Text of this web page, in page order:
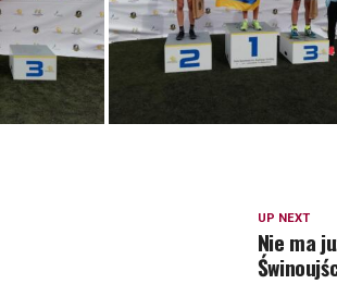
UP NEXT
Nie ma